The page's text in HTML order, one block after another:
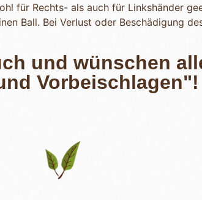
für Rechts- als auch für Linkshänder
Ball. Bei Verlust oder Beschädigung
und wünschen
Vorbeischlagen"!